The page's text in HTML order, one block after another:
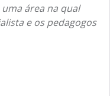
área na qual
e os pedagogos